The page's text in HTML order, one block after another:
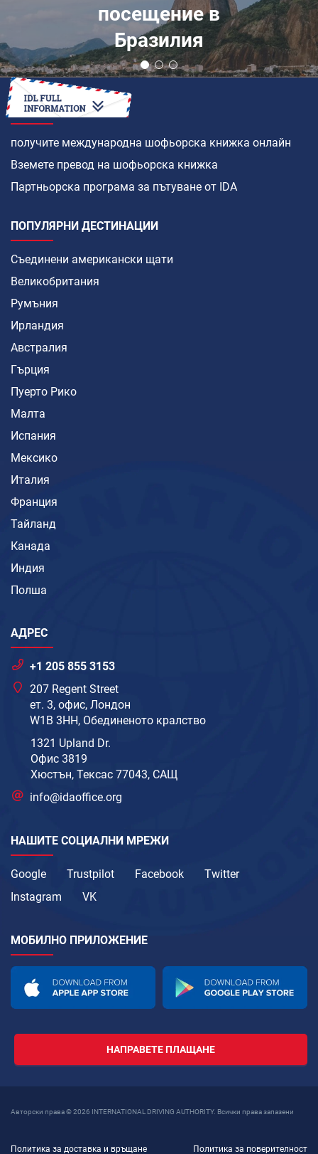
посещение в
Бразилия
КАК ДА
получите международна шофьорска книжка онлайн
Вземете превод на шофьорска книжка
Партньорска програма за пътуване от IDA
ПОПУЛЯРНИ ДЕСТИНАЦИИ
Съединени американски щати
Великобритания
Румъния
Ирландия
Австралия
Гърция
Пуерто Рико
Малта
Испания
Мексико
Италия
Франция
Тайланд
Канада
Индия
Полша
АДРЕС
+1 205 855 3153
207 Regent Street
ет. 3, офис, Лондон
W1B 3HH, Обединеното кралство
1321 Upland Dr.
Офис 3819
Хюстън, Тексас 77043, САЩ
info@idaoffice.org
НАШИТЕ СОЦИАЛНИ МРЕЖИ
Google Trustpilot Facebook
Twitter
Instagram
VK
МОБИЛНО ПРИЛОЖЕНИЕ
НАПРАВЕТЕ ПЛАЩАНЕ
Авторски права © 2026 INTERNATIONAL DRIVING AUTHORITY. Всички права запазени
Политика за доставка и връщане Политика за поверителност